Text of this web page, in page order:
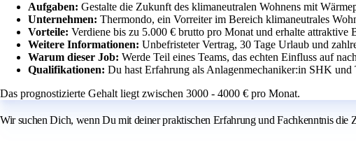
Aufgaben: Gestalte die Zukunft des klimaneutralen Wohnens mit
Unternehmen: Thermondo, ein Vorreiter im Bereich klimaneutrales
Vorteile: Verdiene bis zu 5.000 € brutto pro Monat und erhalte attraktive
Weitere Informationen: Unbefristeter Vertrag, 30 Tage Urlaub und
Warum dieser Job: Werde Teil eines Teams, das echten Einfluss auf
Qualifikationen: Du hast Erfahrung als Anlagenmechaniker:in SHK und
Das prognostizierte Gehalt liegt zwischen 3000 - 4000 € pro Monat.
Wir suchen Dich, wenn Du mit deiner praktischen Erfahrung und Fachkenntnis